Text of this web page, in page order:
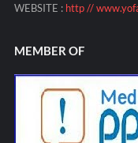
WEBSITE : http //
MEMBER OF